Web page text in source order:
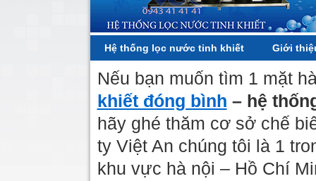
Hệ thống lọc nước tinh khiết Giới
Nếu bạn muốn tìm 1 mặt
khiết đóng bình – hệ
hãy ghé thăm cơ sở chế
ty Việt An chúng tôi là 1
khu vực hà nội – Hồ Chí